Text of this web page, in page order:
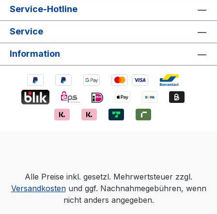
Service-Hotline
Service
Information
Alle Preise inkl. gesetzl. Mehrwertsteuer zzgl.
Versandkostenund ggf. Nachnahmegebühren, wenn
nicht anders angegeben.